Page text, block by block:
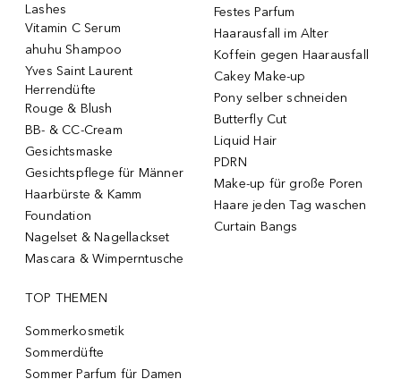
Lashes
Vitamin C Serum
ahuhu Shampoo
Yves Saint Laurent
Herrendüfte
Rouge & Blush
BB- & CC-Cream
Gesichtsmaske
Gesichtspflege für Männer
Haarbürste & Kamm
Foundation
Nagelset & Nagellackset
Mascara & Wimperntusche
Festes Parfum
Haarausfall im Alter
Koffein gegen Haarausfall
Cakey Make-up
Pony selber schneiden
Butterfly Cut
Liquid Hair
PDRN
Make-up für große Poren
Haare jeden Tag waschen
Curtain Bangs
TOP THEMEN
Sommerkosmetik
Sommerdüfte
Sommer Parfum für Damen